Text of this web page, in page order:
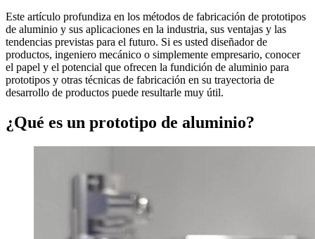
Este artículo profundiza en los métodos de fabricación de prototipos
de aluminio y sus aplicaciones en la industria, sus ventajas y las
tendencias previstas para el futuro. Si es usted diseñador de
productos, ingeniero mecánico o simplemente empresario, conocer
el papel y el potencial que ofrecen la fundición de aluminio para
prototipos y otras técnicas de fabricación en su trayectoria de
desarrollo de productos puede resultarle muy útil.
¿Qué es un prototipo de aluminio?